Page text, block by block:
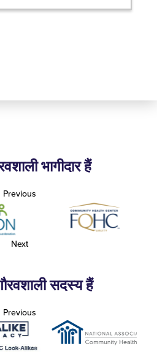
भागीदार हैं
Previous
Next
सदस्य हैं
Previous